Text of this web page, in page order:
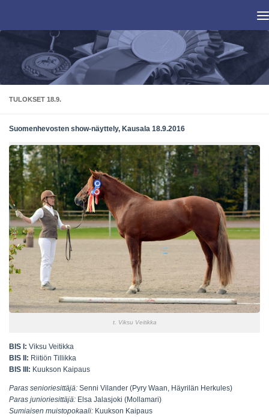
TULOKSET 18.9.
Suomenhevosten show-näyttely, Kausala 18.9.2016
t. Viksu Veitikka
BIS I: Viksu Veitikka
BIS II: Riitiön Tillikka
BIS III: Kuukson Kaipaus
Paras senioriesittäjä: Senni Vilander (Pyry Waan, Häyrilän Herkules)
Paras junioriesittäjä: Elsa Jalasjoki (Mollamari)
Sumiaisen muistopokaali: Kuukson Kaipaus